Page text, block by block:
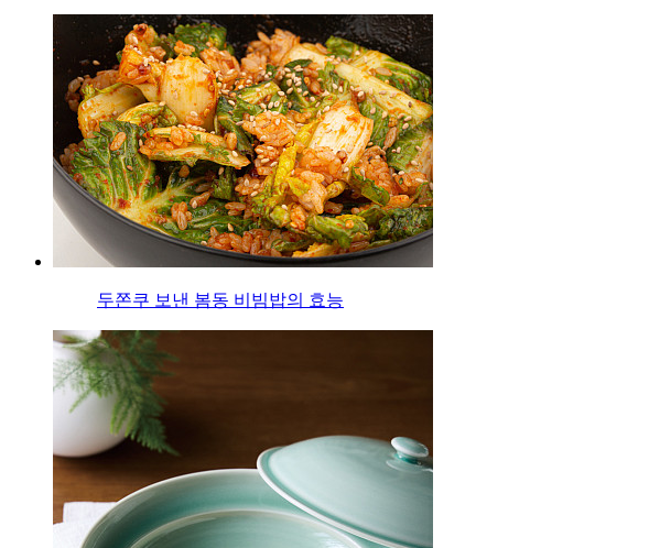
두쫀쿠 보낸 봄동 비빔밥의 효능